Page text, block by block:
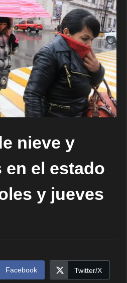
nieve y
el estado
y jueves
Facebook Twitter/X